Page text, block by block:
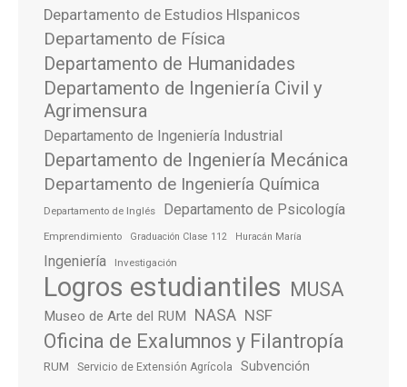
Departamento de Estudios HIspanicos
Departamento de Física
Departamento de Humanidades
Departamento de Ingeniería Civil y
Agrimensura
Departamento de Ingeniería Industrial
Departamento de Ingeniería Mecánica
Departamento de Ingeniería Química
Departamento de Inglés Departamento de Psicología
Emprendimiento Graduación Clase 112 Huracán María
Ingeniería Investigación
Logros estudiantiles MUSA
Museo de Arte del RUM NASA NSF
Oficina de Exalumnos y Filantropía
RUM Servicio de Extensión Agrícola Subvención